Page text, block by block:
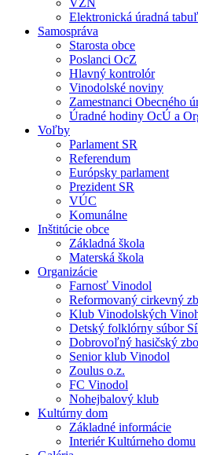
VZN
Elektronická úradná
Samospráva
Starosta obce
Poslanci OcZ
Hlavný kontrolór
Vinodolské noviny
Zamestnanci Obecného
Úradné hodiny OcÚ a
Voľby
Parlament SR
Referendum
Európsky parlament
Prezident SR
VÚC
Komunálne
Inštitúcie obce
Základná škola
Materská škola
Organizácie
Farnosť Vinodol
Reformovaný cirkevný
Klub Vinodolských
Detský folklórny súbor
Dobrovoľný hasičský
Senior klub Vinodol
Zoulus o.z.
FC Vinodol
Nohejbalový klub
Kultúrny dom
Základné informácie
Interiér Kultúrneho domu